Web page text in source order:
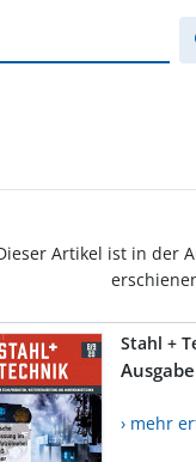
Artikel ist in der
Stahl +
› mehr